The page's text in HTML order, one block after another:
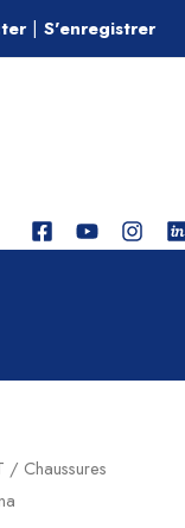
| S'enregistrer
/ Chaussures